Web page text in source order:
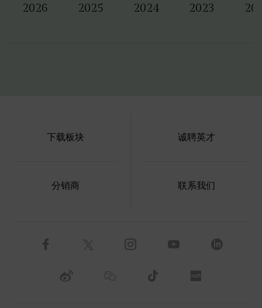
2026 2025 2024 2023
下载板块 诚聘英才
分销商 联系我们